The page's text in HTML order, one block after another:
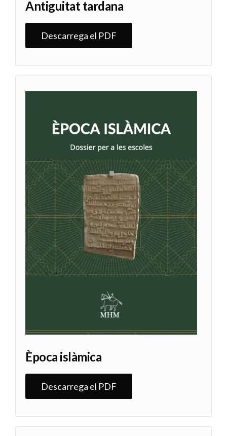
Antiguitat tardana
Descarrega el PDF
Època islàmica
Descarrega el PDF